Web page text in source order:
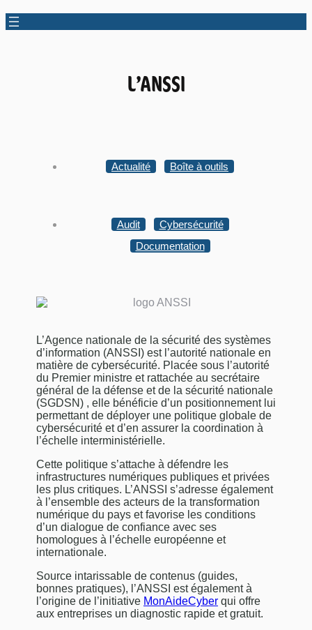
L’ANSSI
Actualité Boîte à outils
Audit
Cybersécurité
Documentation
L’Agence nationale de la sécurité des systèmes
d’information (ANSSI) est l’autorité nationale en
matière de cybersécurité. Placée sous l’autorité
du Premier ministre et rattachée au secrétaire
général de la défense et de la sécurité nationale
(SGDSN) , elle bénéficie d’un positionnement lui
permettant de déployer une politique globale de
cybersécurité et d’en assurer la coordination à
l’échelle interministérielle.
Cette politique s’attache à défendre les
infrastructures numériques publiques et privées
les plus critiques. L’ANSSI s’adresse également
à l’ensemble des acteurs de la transformation
numérique du pays et favorise les conditions
d’un dialogue de confiance avec ses
homologues à l’échelle européenne et
internationale.
Source intarissable de contenus (guides,
bonnes pratiques), l’ANSSI est également à
l’origine de l’initiative MonAideCyber qui offre
aux entreprises un diagnostic rapide et gratuit.